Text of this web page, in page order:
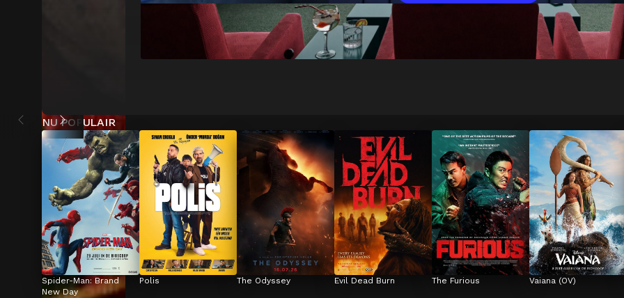
NU POPULAIR
Spider-Man: Brand
New Day
Polis The Odyssey Evil Dead Burn The Furious Vaiana (OV)